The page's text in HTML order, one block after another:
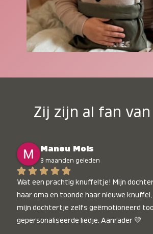
Zij zijn al fan van
Manou Mols
3 maanden geleden
Wat een prachtig knuffeltje! Mijn
haar oma en toonde haar nieuwe
mijn dochtertje zelfs geëmotioneerd
gepersonaliseerde liedje. Aanrader 💛